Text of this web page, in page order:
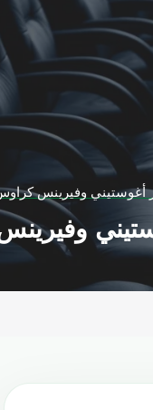
أغوستيني وفيرينس